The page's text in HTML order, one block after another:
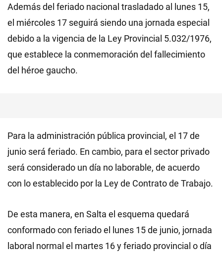
Además del feriado nacional trasladado al lunes 15,
el miércoles 17 seguirá siendo una jornada especial
debido a la vigencia de la Ley Provincial 5.032/1976,
que establece la conmemoración del fallecimiento
del héroe gaucho.
Para la administración pública provincial, el 17 de
junio será feriado. En cambio, para el sector privado
será considerado un día no laborable, de acuerdo
con lo establecido por la Ley de Contrato de Trabajo.
De esta manera, en Salta el esquema quedará
conformado con feriado el lunes 15 de junio, jornada
laboral normal el martes 16 y feriado provincial o día